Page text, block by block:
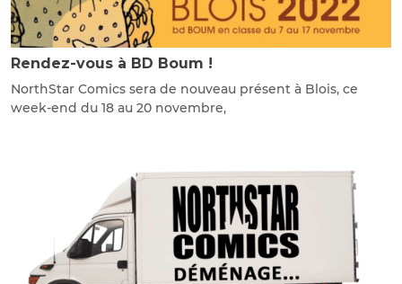
Rendez-vous à BD Boum !
NorthStar Comics sera de nouveau présent à Blois, ce
week-end du 18 au 20 novembre,